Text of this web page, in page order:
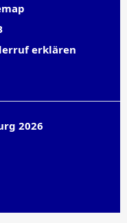
erklären
2026